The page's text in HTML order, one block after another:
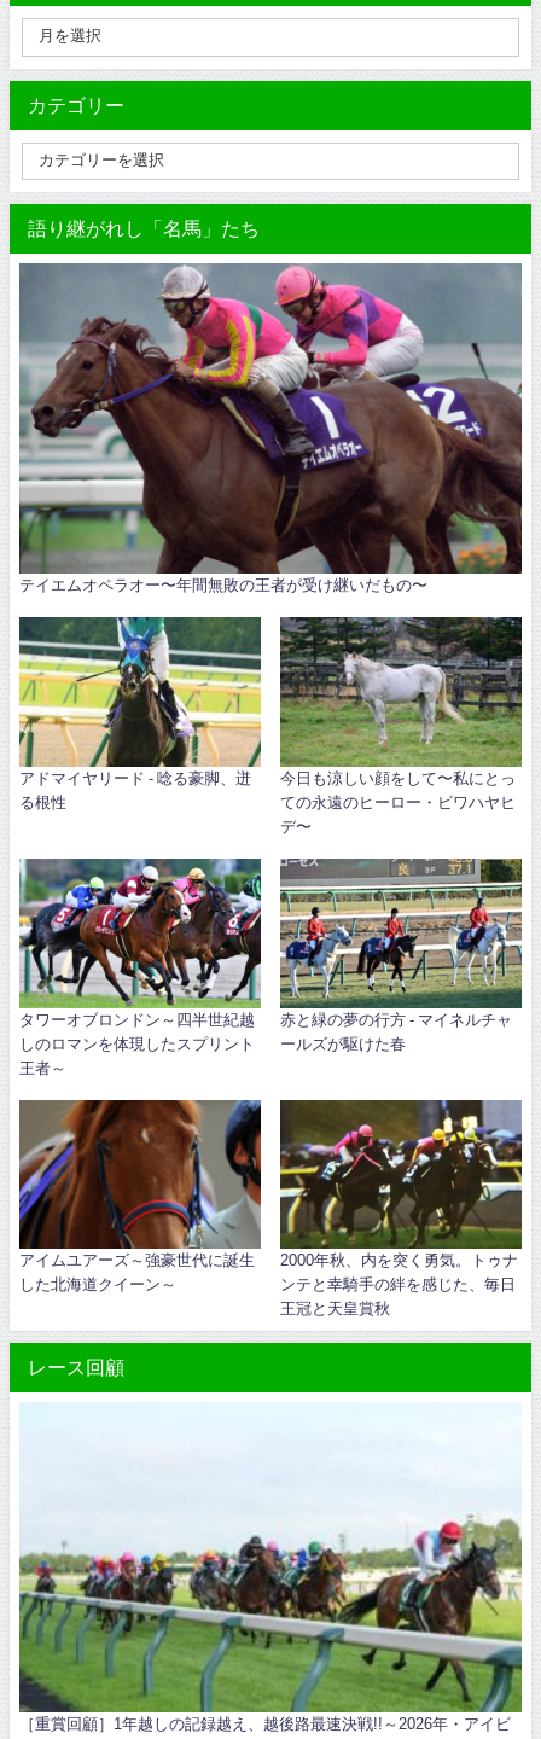
カテゴリー
語り継がれし「名馬」たち
テイエムオペラオー〜年間無敗の王者が受け継いだもの〜
アドマイヤリード - 唸る豪脚、迸
る根性
今日も涼しい顔をして〜私にとっ
ての永遠のヒーロー・ビワハヤヒ
デ〜
タワーオブロンドン～四半世紀越
しのロマンを体現したスプリント
王者～
赤と緑の夢の行方 - マイネルチャ
ールズが駆けた春
アイムユアーズ～強豪世代に誕生
した北海道クイーン～
2000年秋、内を突く勇気。トゥナ
ンテと幸騎手の絆を感じた、毎日
王冠と天皇賞秋
レース回顧
［重賞回顧］1年越しの記録越え、越後路最速決戦!!～2026年・アイビ